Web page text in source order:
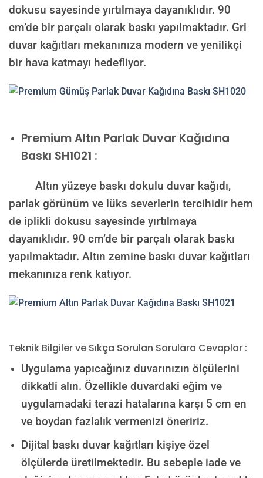
dokusu sayesinde yırtılmaya dayanıklıdır. 90
cm’de bir parçalı olarak baskı yapılmaktadır. Gri
duvar kağıtları mekanınıza modern ve yenilikçi
bir hava katmayı hedefliyor.
PremiumAltın Parlak Duvar Kağıdına
Baskı SH1021 :
Altın yüzeye baskı dokulu duvar kağıdı,
parlak görünüm ve lüks severlerin tercihidir hem
de iplikli dokusu sayesinde yırtılmaya
dayanıklıdır. 90 cm’de bir parçalı olarak baskı
yapılmaktadır. Altın zemine baskı duvar kağıtları
mekanınıza renk katıyor.
Teknik Bilgiler ve Sıkça Sorulan Sorulara Cevaplar :
Uygulama yapıcağınız duvarınızın ölçülerini
dikkatli alın. Özellikle duvardaki eğim ve
uygulamadaki terazi hatalarına karşı 5 cm en
ve boydan fazlalık vermenizi öneririz.
Dijital baskı duvar kağıtları kişiye özel
ölçülerde üretilmektedir. Bu sebeple iade ve